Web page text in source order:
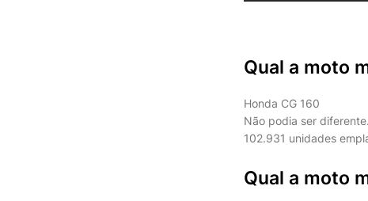
Qual a moto
Honda CG 160
Não podia ser
102.931 unidades
Qual a moto